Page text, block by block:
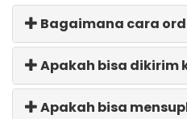
Bagaimana cara
Apakah bisa dikirim
Apakah bisa